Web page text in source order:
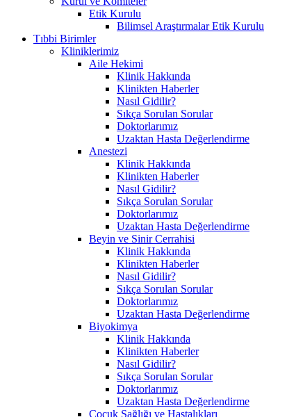
Etik Kurulu
Bilimsel Araştırmalar Etik Kurulu
Tıbbi Birimler
Kliniklerimiz
Aile Hekimi
Klinik Hakkında
Klinikten Haberler
Nasıl Gidilir?
Sıkça Sorulan Sorular
Doktorlarımız
Uzaktan Hasta Değerlendirme
Anestezi
Klinik Hakkında
Klinikten Haberler
Nasıl Gidilir?
Sıkça Sorulan Sorular
Doktorlarımız
Uzaktan Hasta Değerlendirme
Beyin ve Sinir Cerrahisi
Klinik Hakkında
Klinikten Haberler
Nasıl Gidilir?
Sıkça Sorulan Sorular
Doktorlarımız
Uzaktan Hasta Değerlendirme
Biyokimya
Klinik Hakkında
Klinikten Haberler
Nasıl Gidilir?
Sıkça Sorulan Sorular
Doktorlarımız
Uzaktan Hasta Değerlendirme
Çocuk Sağlığı ve Hastalıkları